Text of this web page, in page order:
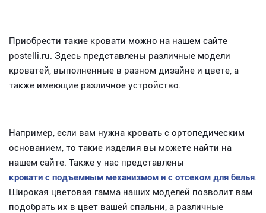
Приобрести такие кровати можно на нашем сайте
postelli.ru. Здесь представлены различные модели
кроватей, выполненные в разном дизайне и цвете, а
также имеющие различное устройство.
Например, если вам нужна кровать с ортопедическим
основанием, то такие изделия вы можете найти на
нашем сайте. Также у нас представлены
кровати с подъемным механизмом и с отсеком для белья.
Широкая цветовая гамма наших моделей позволит вам
подобрать их в цвет вашей спальни, а различные